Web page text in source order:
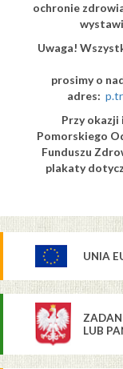
ochronie
Uwaga!
prosimy o
adres:
Przy okazji
Pomorskiego
Funduszu
plakaty
UNIA
LUB